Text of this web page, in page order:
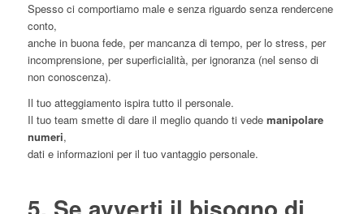
Spesso ci comportiamo male e senza riguardo senza rendercene
conto,
anche in buona fede, per mancanza di tempo, per lo stress, per
incomprensione, per superficialità, per ignoranza (nel senso di
non conoscenza).
Il tuo atteggiamento ispira tutto il personale.
Il tuo team smette di dare il meglio quando ti vedemanipolare
numeri,
dati e informazioni per il tuo vantaggio personale.